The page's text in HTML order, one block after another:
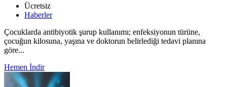
Ücretsiz
Haberler
Çocuklarda antibiyotik şurup kullanımı; enfeksiyonun türüne,
çocuğun kilosuna, yaşına ve doktorun belirlediği tedavi planına
göre...
Hemen İndir